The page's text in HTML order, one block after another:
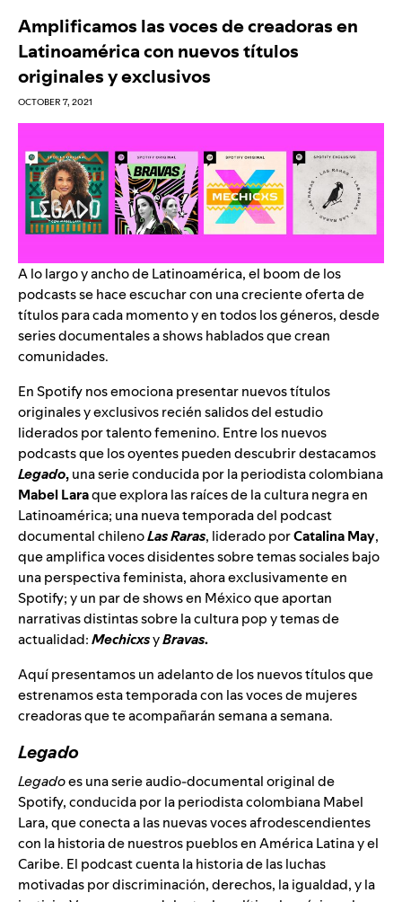
Amplificamos las voces de creadoras en
Latinoamérica con nuevos títulos
originales y exclusivos
OCTOBER 7, 2021
A lo largo y ancho de Latinoamérica, el boom de los
podcasts se hace escuchar con una creciente oferta de
títulos para cada momento y en todos los géneros, desde
series documentales a shows hablados que crean
comunidades.
En Spotify nos emociona presentar nuevos títulos
originales y exclusivos recién salidos del estudio
liderados por talento femenino. Entre los nuevos
podcasts que los oyentes pueden descubrir destacamos
Legado,una serie conducida por la periodista colombiana
MabelLaraque explora las raíces de la cultura negra en
Latinoamérica; una nueva temporada del podcast
documental chilenoLas Raras, liderado porCatalinaMay,
que amplifica voces disidentes sobre temas sociales bajo
una perspectiva feminista, ahora exclusivamente en
Spotify; y un par de shows en México que aportan
narrativas distintas sobre la cultura pop y temas de
actualidad:MechicxsyBravas.
Aquí presentamos un adelanto de los nuevos títulos que
estrenamos esta temporada con las voces de mujeres
creadoras que te acompañarán semana a semana.
Legado
Legadoes una serie audio-documental original de
Spotify, conducida por la periodista colombiana Mabel
Lara, que conecta a las nuevas voces afrodescendientes
con la historia de nuestros pueblos en América Latina y el
Caribe. El podcast cuenta la historia de las luchas
motivadas por discriminación, derechos, la igualdad, y la